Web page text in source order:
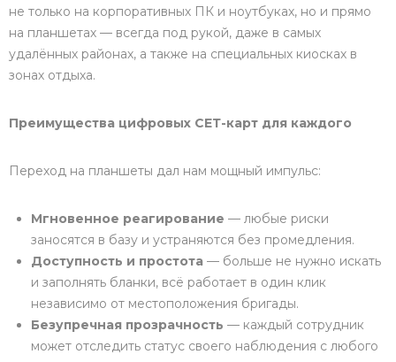
не только на корпоративных ПК и ноутбуках, но и прямо
на планшетах — всегда под рукой, даже в самых
удалённых районах, а также на специальных киосках в
зонах отдыха.
Преимущества цифровых СЕТ-карт для каждого
Переход на планшеты дал нам мощный импульс:
Мгновенное реагирование — любые риски
заносятся в базу и устраняются без промедления.
Доступность и простота — больше не нужно искать
и заполнять бланки, всё работает в один клик
независимо от местоположения бригады.
Безупречная прозрачность — каждый сотрудник
может отследить статус своего наблюдения с любого